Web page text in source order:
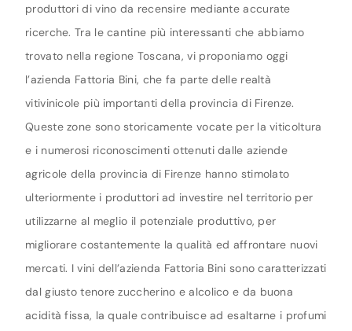
produttori di vino da recensire mediante accurate
ricerche. Tra le cantine più interessanti che abbiamo
trovato nella regione Toscana, vi proponiamo oggi
l’azienda Fattoria Bini, che fa parte delle realtà
vitivinicole più importanti della provincia di Firenze.
Queste zone sono storicamente vocate per la viticoltura
e i numerosi riconoscimenti ottenuti dalle aziende
agricole della provincia di Firenze hanno stimolato
ulteriormente i produttori ad investire nel territorio per
utilizzarne al meglio il potenziale produttivo, per
migliorare costantemente la qualità ed affrontare nuovi
mercati. I vini dell’azienda Fattoria Bini sono caratterizzati
dal giusto tenore zuccherino e alcolico e da buona
acidità fissa, la quale contribuisce ad esaltarne i profumi